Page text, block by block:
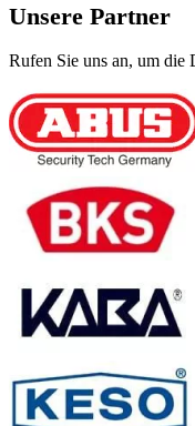
Unsere Partner
Rufen Sie uns an, um die